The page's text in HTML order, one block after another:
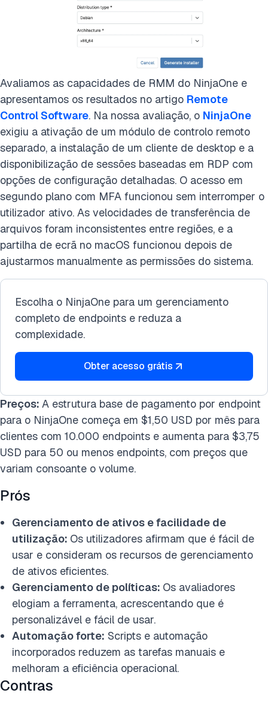
Avaliamos as capacidades de RMM do NinjaOne e
apresentamos os resultados no artigo Remote
Control Software. Na nossa avaliação, o NinjaOne
exigiu a ativação de um módulo de controlo remoto
separado, a instalação de um cliente de desktop e a
disponibilização de sessões baseadas em RDP com
opções de configuração detalhadas. O acesso em
segundo plano com MFA funcionou sem interromper o
utilizador ativo. As velocidades de transferência de
arquivos foram inconsistentes entre regiões, e a
partilha de ecrã no macOS funcionou depois de
ajustarmos manualmente as permissões do sistema.
Escolha o NinjaOne para um gerenciamento
completo de endpoints e reduza a
complexidade.
Obter acesso grátis
Preços: A estrutura base de pagamento por endpoint
para o NinjaOne começa em $1,50 USD por mês para
clientes com 10.000 endpoints e aumenta para $3,75
USD para 50 ou menos endpoints, com preços que
variam consoante o volume.
Prós
Gerenciamento de ativos efacilidade de
utilização: Os utilizadores afirmam que é fácil de
usar e consideram os recursos de gerenciamento
de ativos eficientes.
Gerenciamento de políticas: Os avaliadores
elogiam a ferramenta, acrescentando que é
personalizável e fácil de usar.
Automação forte: Scripts e automação
incorporados reduzem as tarefas manuais e
melhoram a eficiência operacional.
Contras